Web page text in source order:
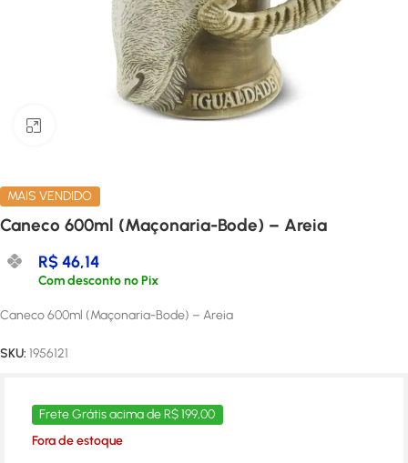
MAIS VENDIDO
Caneco 600ml (Maçonaria-Bode) – Areia
R$46,14
Com desconto no Pix
Caneco 600ml (Maçonaria-Bode) – Areia
SKU: 1956121
Frete Grátis acima de R$ 199,00
Fora de estoque